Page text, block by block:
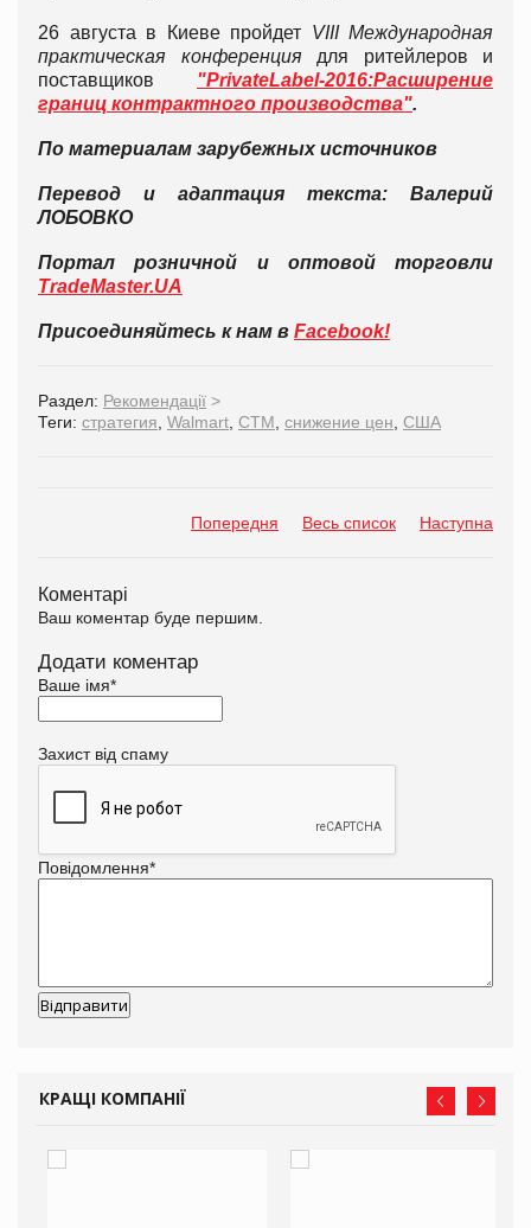
26 августа в Киеве пройдет VIII Международная
практическая конференциядля ритейлеров и
поставщиков "PrivateLabel-2016:Расширение
границ контрактного производства".
По материалам зарубежных источников
Перевод и адаптация текста: Валерий
ЛОБОВКО
Портал розничной и оптовой торговли
TradeMaster.UA
Присоединяйтесь к нам в Facebook!
Раздел: Рекомендації >
Теги: стратегия Walmart СТМ снижение цен США
Попередня Весь список Наступна
Коментарі
Ваш коментар буде першим.
Додати коментар
Ваше імя*
Захист від спаму
Повідомлення*
КРАЩІ КОМПАНІЇ